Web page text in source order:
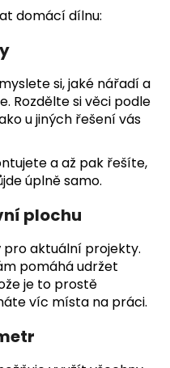
domácí dílnu:
si, jaké nářadí a
Rozdělte si věci podle
u jiných řešení vás
a až pak řešíte,
úplně samo.
plochu
aktuální projekty.
pomáhá udržet
je to prostě
víc místa na práci.